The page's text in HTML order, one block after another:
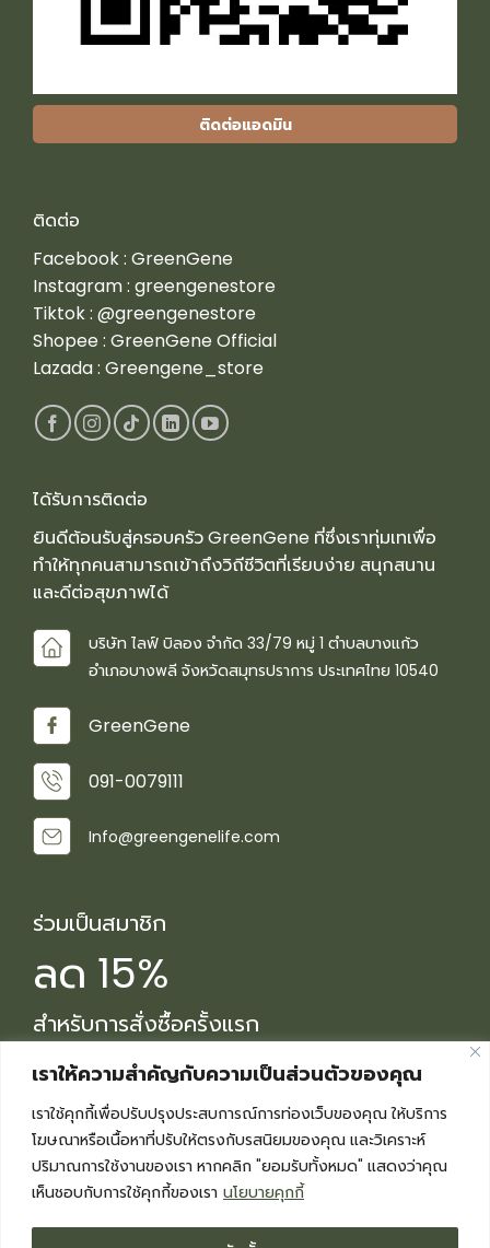
เราให้ความสำคัญกับความเป็นส่วนตัวของคุณ
เราใช้คุกกี้เพื่อปรับปรุงประสบการณ์การท่องเว็บของคุณ ให้บริการ
โฆษณาหรือเนื้อหาที่ปรับให้ตรงกับรสนิยมของคุณ และวิเคราะห์
ปริมาณการใช้งานของเรา หากคลิก "ยอมรับทั้งหมด" แสดงว่าคุณ
เห็นชอบกับการใช้คุกกี้ของเรา นโยบายคุกกี้
ติดต่อแอดมิน
ติดต่อ
Facebook : GreenGene
Instagram : greengenestore
Tiktok : @greengenestore
Shopee : GreenGene Official
Lazada : Greengene_store
ได้รับการติดต่อ
ยินดีต้อนรับสู่ครอบครัว GreenGene ที่ซึ่งเราทุ่มเทเพื่อ
ทำให้ทุกคนสามารถเข้าถึงวิถีชีวิตที่เรียบง่าย สนุกสนาน
และดีต่อสุขภาพได้
บริษัท ไลฟ์ บิลอง จำกัด 33/79 หมู่ 1 ตำบลบางแก้ว
อำเภอบางพลี จังหวัดสมุทรปราการ ประเทศไทย 10540
GreenGene
091-0079111
Info@greengenelife.com
ร่วมเป็นสมาชิก
ลด 15%
สำหรับการสั่งซื้อครั้งแรก
รับส่วนลด 15%
Copyright © 2026 Greengene - All Rights Reserved.
WeGrowsoft